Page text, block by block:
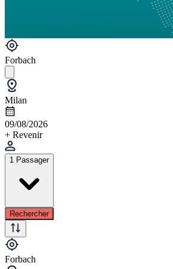
Forbach
Milan
09/08/2026
+ Revenir
1 Passager
Rechercher
Forbach